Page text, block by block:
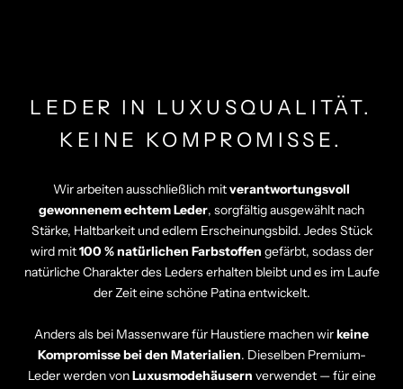
LEDER IN LUXUSQUALITÄT.
KEINE KOMPROMISSE.
Wir arbeiten ausschließlich mitverantwortungsvoll
gewonnenem echtem Leder, sorgfältig ausgewählt nach
Stärke, Haltbarkeit und edlem Erscheinungsbild. Jedes Stück
wird mit100 % natürlichen Farbstoffen gefärbt, sodass der
natürliche Charakter des Leders erhalten bleibt und es im Laufe
der Zeit eine schöne Patina entwickelt.
Anders als bei Massenware für Haustiere machen wirkeine
Kompromisse bei den Materialien. Dieselben Premium-
Leder werden vonLuxusmodehäusern verwendet — für eine